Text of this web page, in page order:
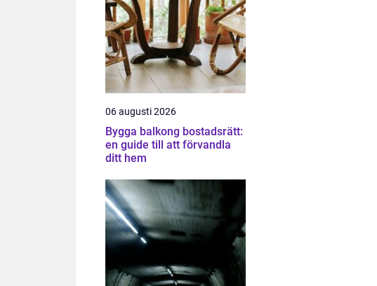
06 augusti 2026
Bygga balkong bostadsrätt:
en guide till att förvandla
ditt hem